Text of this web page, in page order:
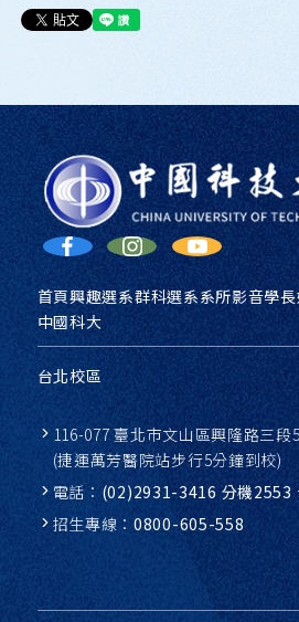
首頁興趣選系群科選系系所影音學
中國科大
台北校區
116-077 臺北市文山區興隆路三段
(捷運萬芳醫院站步行5分鐘到校)
電話： (02)2931-3416 分機2553
招生專線：0800-605-558